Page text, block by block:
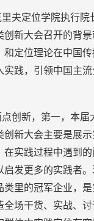
夫定位学院执行院
创新大会召开的背
定位理论在中国传
实践，引领中国主
创新，第一，本届
创新大会主要是展
在实践过程中遇到
启发更多的实践者。
类里的冠军企业，
全场干货、实战、